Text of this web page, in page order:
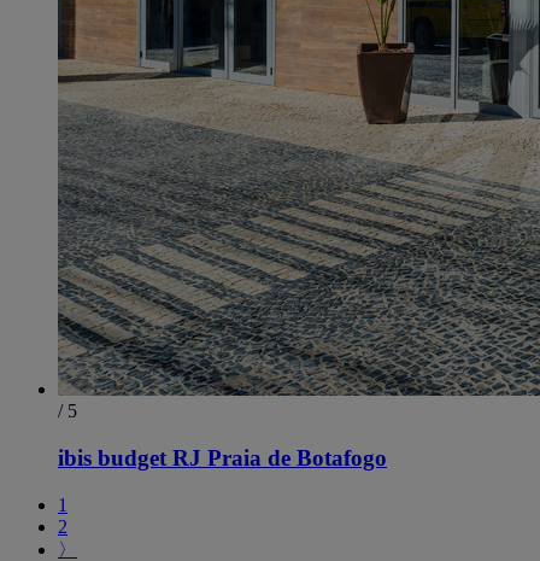
/ 5
ibis budget RJ Praia de Botafogo
1
2
〉